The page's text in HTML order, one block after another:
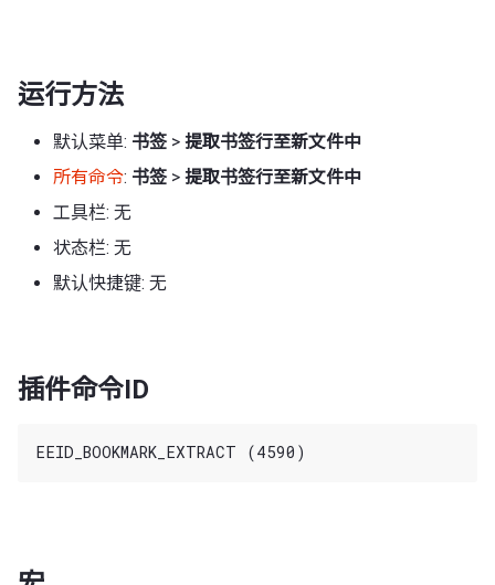
运行方法
默认菜单: 书签 > 提取书签行至新文件中
所有命令: 书签 > 提取书签行至新文件中
工具栏: 无
状态栏: 无
默认快捷键: 无
插件命令ID